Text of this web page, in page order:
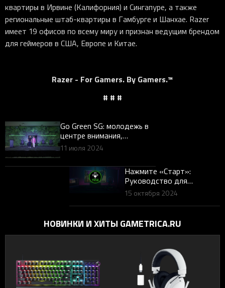
квартиры в Ирвине (Калифорния) и Сингапуре, а также
региональные штаб-квартиры в Гамбурге и Шанхае. Razer
имеет 19 офисов по всему миру и признан ведущим брендом
для геймеров в США, Европе и Китае.
Razer - For Gamers. By Gamers.™
# # #
Go Green SG: молодежь в
центре внимания,
поскольку Razer выводит
позиции в глобальном
движении за экологию
11 июля 2024
Нажмите «Старт»:
Руководство для
начинающих по стримингу
для геймеров
15 октября 2024
НОВИНКИ И ХИТЫ GAMETRICA.RU